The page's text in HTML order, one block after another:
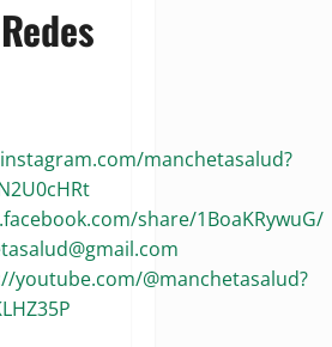
manchetasalud?
share/1BoaKRywuG/
youtube.com/@manchetasalud?